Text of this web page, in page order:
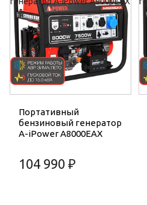
Портативный
бензиновый генератор
A-iPower A8000EAX
104 990 ₽